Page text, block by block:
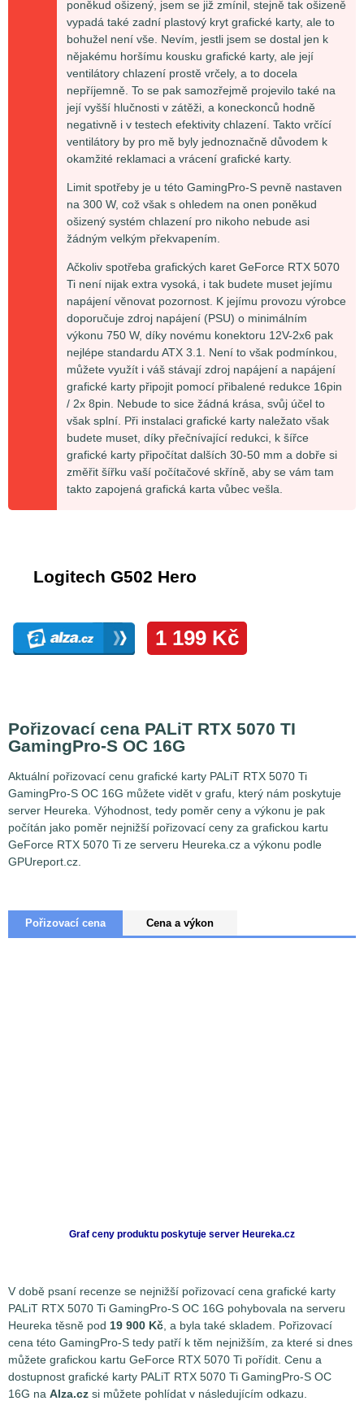
poněkud ošizený, jsem se již zmínil, stejně tak ošizeně
vypadá také zadní plastový kryt grafické karty, ale to
bohužel není vše. Nevím, jestli jsem se dostal jen k
nějakému horšímu kousku grafické karty, ale její
ventilátory chlazení prostě vrčely, a to docela
nepříjemně. To se pak samozřejmě projevilo také na
její vyšší hlučnosti v zátěži, a koneckonců hodně
negativně i v testech efektivity chlazení. Takto vrčící
ventilátory by pro mě byly jednoznačně důvodem k
okamžité reklamaci a vrácení grafické karty.
Limit spotřeby je u této GamingPro-S pevně nastaven
na 300 W, což však s ohledem na onen poněkud
ošizený systém chlazení pro nikoho nebude asi
žádným velkým překvapením.
Ačkoliv spotřeba grafických karet GeForce RTX 5070
Ti není nijak extra vysoká, i tak budete muset jejímu
napájení věnovat pozornost. K jejímu provozu výrobce
doporučuje zdroj napájení (PSU) o minimálním
výkonu 750 W, díky novému konektoru 12V-2x6 pak
nejlépe standardu ATX 3.1. Není to však podmínkou,
můžete využít i váš stávají zdroj napájení a napájení
grafické karty připojit pomocí přibalené redukce 16pin
/ 2x 8pin. Nebude to sice žádná krása, svůj účel to
však splní. Při instalaci grafické karty naležato však
budete muset, díky přečnívající redukci, k šířce
grafické karty připočítat dalších 30-50 mm a dobře si
změřit šířku vaší počítačové skříně, aby se vám tam
takto zapojená grafická karta vůbec vešla.
Pořizovací cena PALiT RTX 5070 TI
GamingPro-S OC 16G
Aktuální pořizovací cenu grafické karty PALiT RTX 5070 Ti
GamingPro-S OC 16G můžete vidět v grafu, který nám poskytuje
server Heureka. Výhodnost, tedy poměr ceny a výkonu je pak
počítán jako poměr nejnižší pořizovací ceny za grafickou kartu
GeForce RTX 5070 Ti ze serveru Heureka.cz a výkonu podle
GPUreport.cz.
Pořizovací cena Cena a výkon
Graf ceny produktu poskytuje server Heureka.cz
V době psaní recenze se nejnižší pořizovací cena grafické karty
PALiT RTX 5070 Ti GamingPro-S OC 16G pohybovala na serveru
Heureka těsně pod 19 900 Kč , a byla také skladem. Pořizovací
cena této GamingPro-S tedy patří k těm nejnižším, za které si dnes
můžete grafickou kartu GeForce RTX 5070 Ti pořídit. Cenu a
dostupnost grafické karty PALiT RTX 5070 Ti GamingPro-S OC
16G na Alza.cz si můžete pohlídat v následujícím odkazu.